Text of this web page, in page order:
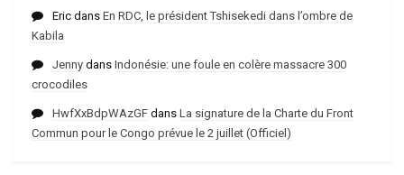
Eric dans En RDC, le président Tshisekedi dans l’ombre de
Kabila
Jenny dans Indonésie: une foule en colère massacre 300
crocodiles
HwfXxBdpWAzGF dans La signature de la Charte du Front
Commun pour le Congo prévue le 2 juillet (Officiel)